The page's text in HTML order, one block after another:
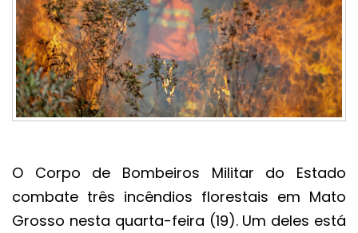
O Corpo de Bombeiros Militar do Estado
combate três incêndios florestais em Mato
Grosso nesta quarta-feira (19). Um deles está